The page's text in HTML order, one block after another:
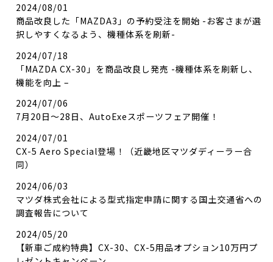
2024/08/01
商品改良した「MAZDA3」の予約受注を開始 -お客さまが選
択しやすくなるよう、機種体系を刷新-
2024/07/18
「MAZDA CX-30」を商品改良し発売 -機種体系を刷新し、
機能を向上 –
2024/07/06
7月20日～28日、AutoExeスポーツフェア開催！
2024/07/01
CX-5 Aero Special登場！（近畿地区マツダディーラー合
同）
2024/06/03
マツダ株式会社による型式指定申請に関する国土交通省への
調査報告について
2024/05/20
【新車ご成約特典】CX-30、CX-5用品オプション10万円プ